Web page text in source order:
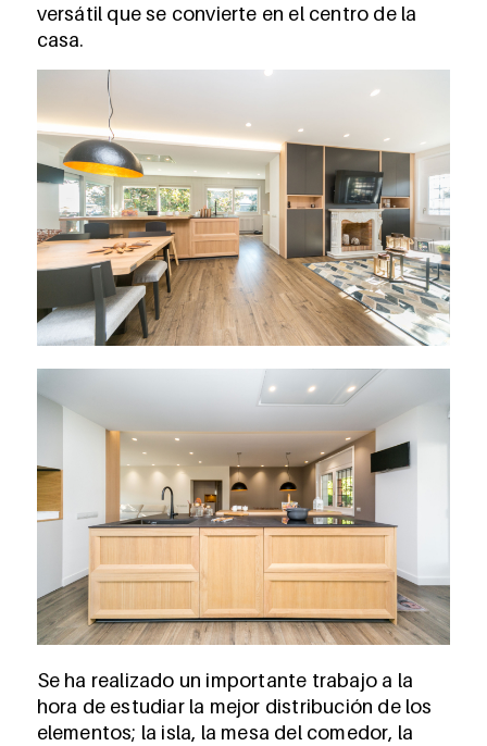
versátil que se convierte en el centro de la
casa.
Se ha realizado un importante trabajo a la
hora de estudiar la mejor distribución de los
elementos; la isla, la mesa del comedor, la